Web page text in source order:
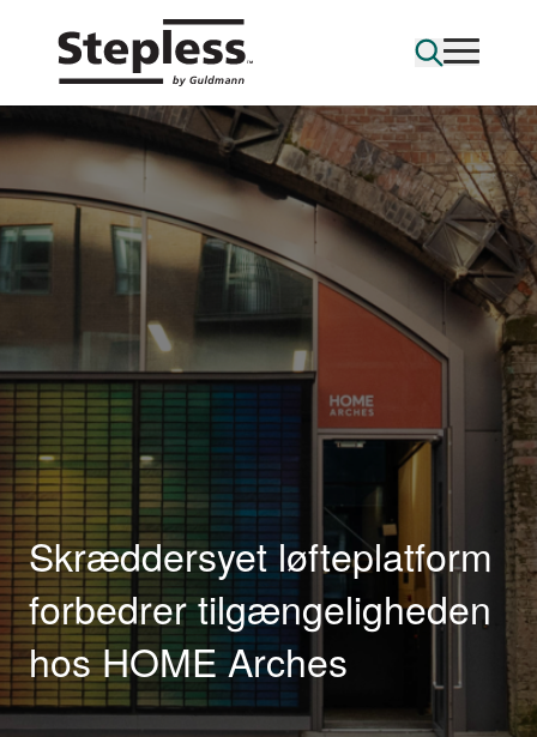
Skræddersyet løfteplatform
forbedrer tilgængeligheden
hos HOME Arches